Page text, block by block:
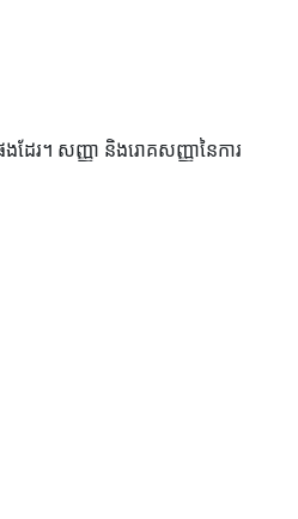
ដែរ។ សញ្ញា និងរោគសញ្ញានៃការ